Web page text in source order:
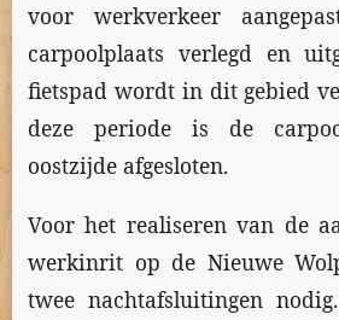
voor werkverkeer
carpoolplaats verlegd en
fietspad wordt in dit gebied
deze periode is de
oostzijde afgesloten.
Voor het realiseren van de
werkinrit op de Nieuwe
twee nachtafsluitingen